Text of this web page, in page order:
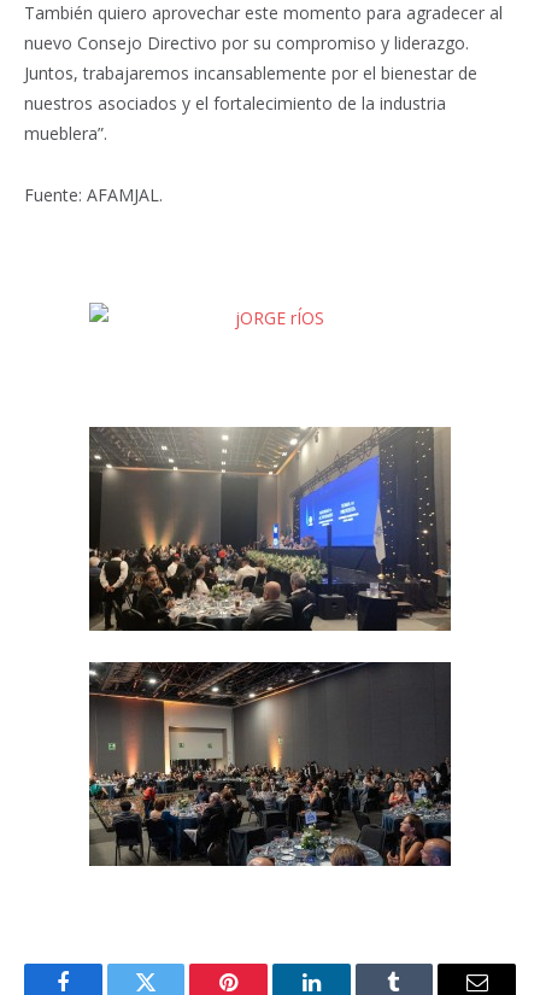
También quiero aprovechar este momento para agradecer al
nuevo Consejo Directivo por su compromiso y liderazgo.
Juntos, trabajaremos incansablemente por el bienestar de
nuestros asociados y el fortalecimiento de la industria
mueblera”.
Fuente: AFAMJAL.